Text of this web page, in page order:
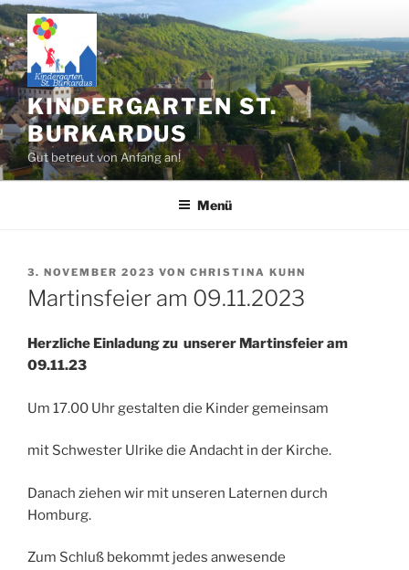
Zum
Inhalt
springen
KINDERGARTEN ST.
BURKARDUS
Gut betreut von Anfang an!
Menü
VERÖFFENTLICHT
AM
3. NOVEMBER 2023 VON CHRISTINA KUHN
Martinsfeier am 09.11.2023
Herzliche Einladung zu unserer Martinsfeier am
09.11.23
Um 17.00 Uhr gestalten die Kinder gemeinsam
mit Schwester Ulrike die Andacht in der Kirche.
Danach ziehen wir mit unseren Laternen durch
Homburg.
Zum Schluß bekommt jedes anwesende